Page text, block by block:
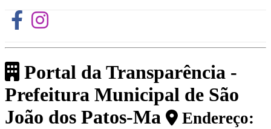
Portal da Transparência -
Prefeitura Municipal de São
João dos Patos-Ma
Endereço: